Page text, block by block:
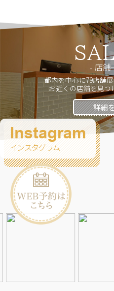
店舗
都内を中心に79店舗
お近くの店舗を見つ
詳細
Instagram
インスタグラム